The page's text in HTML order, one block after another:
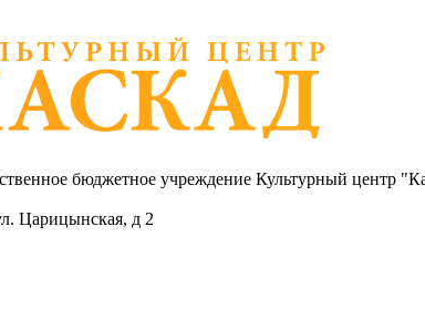
бюджетное учреждение Культурный центр
Царицынская, д 2